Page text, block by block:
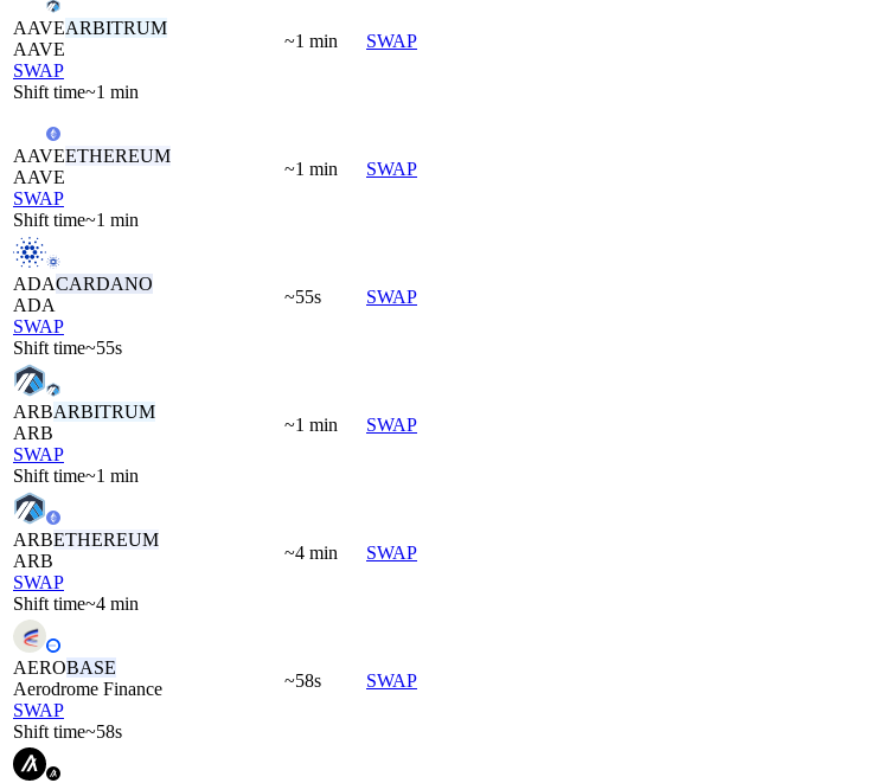
AAVEARBITRUM
AAVE
SWAP
Shift time~1 min
~1 min SWAP
AAVEETHEREUM
AAVE
SWAP
Shift time~1 min
~1 min SWAP
ADACARDANO
ADA
SWAP
Shift time~55s
~55s SWAP
ARBARBITRUM
ARB
SWAP
Shift time~1 min
~1 min SWAP
ARBETHEREUM
ARB
SWAP
Shift time~4 min
~4 min SWAP
AEROBASE
Aerodrome Finance
SWAP
Shift time~58s
~58s SWAP